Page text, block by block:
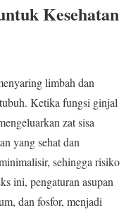
Kesehatan
limbah dan
Ketika fungsi ginjal
zat sisa
yang sehat dan
sehingga risiko
ini, pengaturan asupan
dan fosfor, menjadi